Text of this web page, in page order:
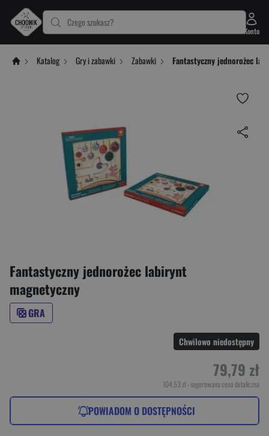
Czego szukasz?
Konto
Katalog Gry i zabawki Zabawki Fantastyczny jednorożec
Fantastyczny jednorożec labirynt
magnetyczny
GRA
Chwilowo niedostępny
79,79 zł
104,53 zł- sugerowana cena detaliczna
POWIADOM O DOSTĘPNOŚCI